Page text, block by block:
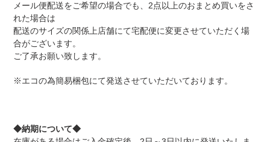
メール便配送をご希望の場合でも、2点以上のおまとめ買いをさ
れた場合は
配送のサイズの関係上店舗にて宅配便に変更させていただく場
合がございます。
ご了承お願い致します。
※エコの為簡易梱包にて発送させていただいております。
◆納期について◆